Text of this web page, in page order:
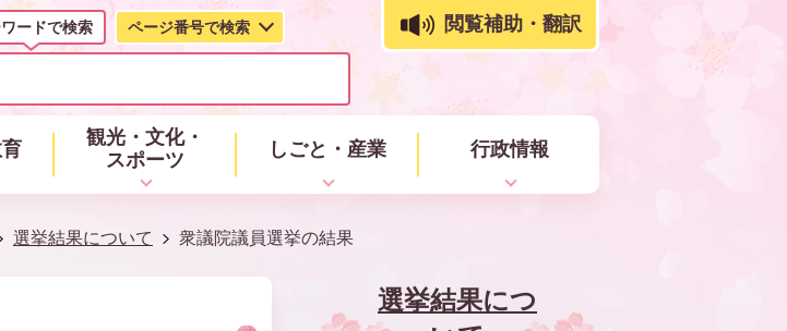
ードで検索 ページ番号で検索 閲覧補助・翻訳
観光・文化・
スポーツ
しごと・産業 行政情報
選挙結果について 衆議院議員選挙の結果
選挙結果につ